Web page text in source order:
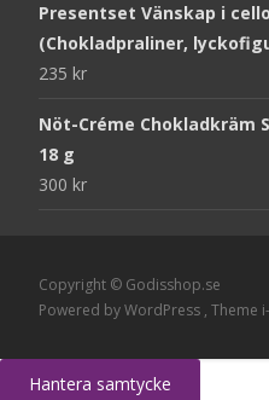
Presentset Vänskap i
(Chokladpraliner,
235 kr
Nöt-Créme Chokladkräm
18 g
300 kr
Copyright © Godisshop.se
Powered by WordPress , Theme
Hantera samtycke